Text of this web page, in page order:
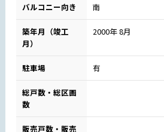
バルコニー向き 南
築年月（竣工
月）
2000年 8月
駐車場 有
総戸数・総区画
数
販売戸数・販売